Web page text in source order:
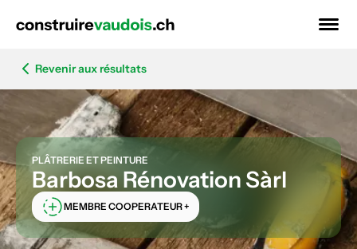
Revenir aux résultats
PLÂTRERIE ET PEINTURE
Barbosa Rénovation Sàrl
MEMBRE COOPERATEUR +